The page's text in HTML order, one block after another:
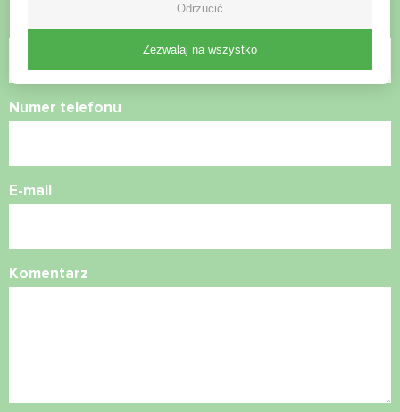
Nazwa
Numer telefonu
E-mail
Komentarz
Odrzucić
Zezwalaj na wszystko